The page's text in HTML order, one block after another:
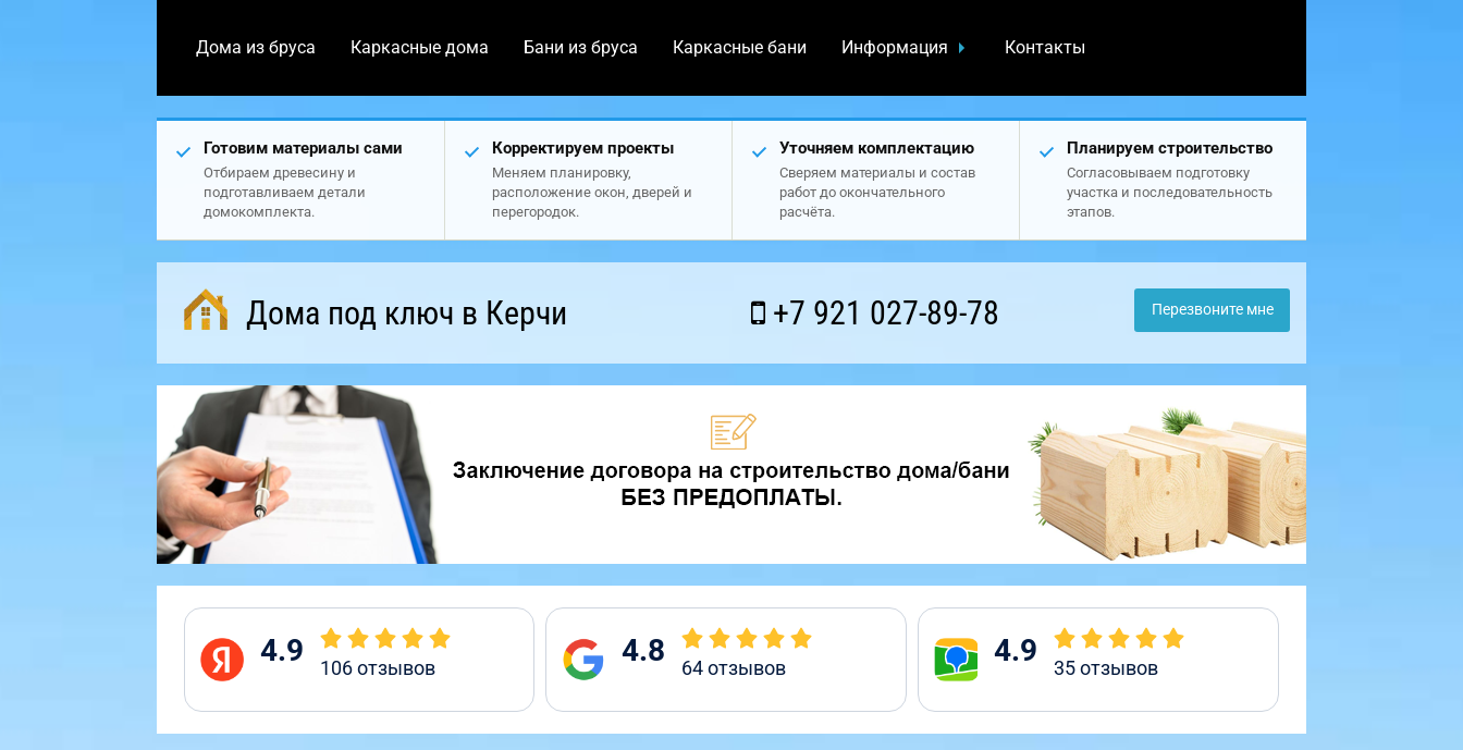
Дома из бруса Каркасные дома Бани из бруса Каркасные бани Информация Контакты
Готовим материалы сами
Отбираем древесину и
подготавливаем детали
домокомплекта.
Корректируем проекты
Меняем планировку,
расположение окон, дверей и
перегородок.
Уточняем комплектацию
Сверяем материалы и состав
работ до окончательного
расчёта.
Планируем строительство
Согласовываем подготовку
участка и последовательность
этапов.
Дома под ключ в Керчи +7 921 027-89-78 Перезвоните мне
4.9 106отзывов 4.8 64отзывов 4.9 35отзывов